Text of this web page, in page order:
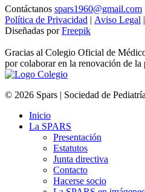
Contáctanos spars1960@gmail.com
Política de Privacidad | Aviso Legal |
Diseñadas porFreepik
Gracias al Colegio Oficial de
por colaborar en la renovación de la
© 2026 Spars | Sociedad de
Inicio
La SPARS
Presentación
Estatutos
Junta directiva
Contacto
Hacerse socio